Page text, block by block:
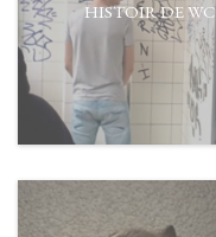
HISTOIR DE WC